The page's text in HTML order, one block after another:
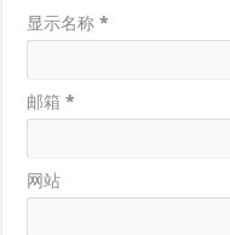
显示名称*
邮箱*
网站